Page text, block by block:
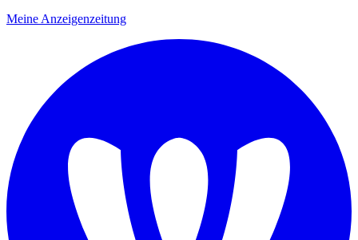
Meine Anzeigenzeitung